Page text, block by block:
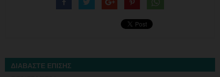
ΔΙΑΒΑΣΤΕ ΕΠΙΣΗΣ